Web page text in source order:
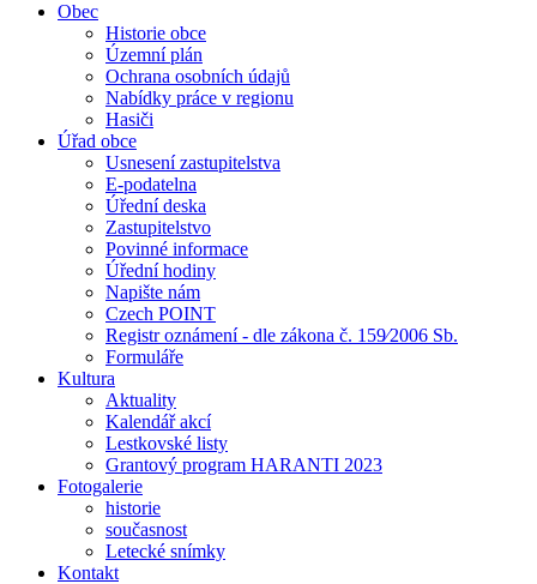
Obec
Historie obce
Územní plán
Ochrana osobních údajů
Nabídky práce v regionu
Hasiči
Úřad obce
Usnesení zastupitelstva
E-podatelna
Úřední deska
Zastupitelstvo
Povinné informace
Úřední hodiny
Napište nám
Czech POINT
Registr oznámení - dle zákona č. 159⁄2006 Sb.
Formuláře
Kultura
Aktuality
Kalendář akcí
Lestkovské listy
Grantový program HARANTI 2023
Fotogalerie
historie
současnost
Letecké snímky
Kontakt